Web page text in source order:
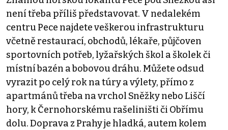
není třeba příliš představovat. V nedalekém
centru Pece najdete veškerou infrastrukturu
včetně restaurací, obchodů, lékaře, půjčoven
sportovních potřeb, lyžařských škol a školek či
místní bazén a bobovou dráhu. Můžete odsud
vyrazit po celý rok na túry a výlety, přímo z
apartmánů třeba na vrchol Sněžky nebo Liščí
hory, k Černohorskému rašeliništi či Obřímu
dolu. Doprava z Prahy je hladká, autem kolem